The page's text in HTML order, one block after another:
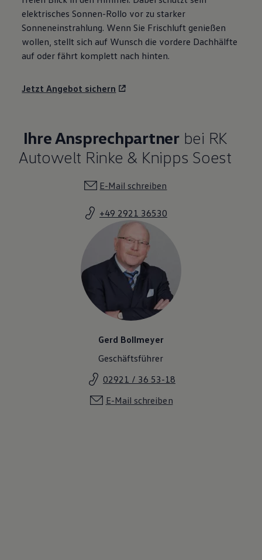
elektrisches Sonnen-Rollo vor zu starker
Sonneneinstrahlung. Wenn Sie Frischluft genießen
wollen, stellt sich auf Wunsch die vordere Dachhälfte
auf oder fährt komplett nach hinten.
Jetzt Angebot sichern
Ihre Ansprechpartnerbei RK
Autowelt Rinke & Knipps Soest
E-Mail schreiben
+49 2921 36530
Gerd Bollmeyer
Geschäftsführer
02921 / 36 53-18
E-Mail schreiben